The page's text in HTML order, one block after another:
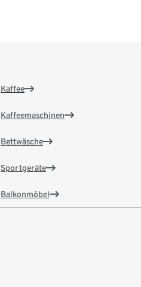
Kaffee
Kaffeemaschinen
Bettwäsche
Sportgeräte
Balkonmöbel